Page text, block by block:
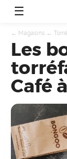
☰
← Magasins ←
Les
Café